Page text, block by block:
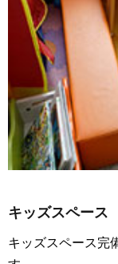
キッズスペース
キッズスペース完